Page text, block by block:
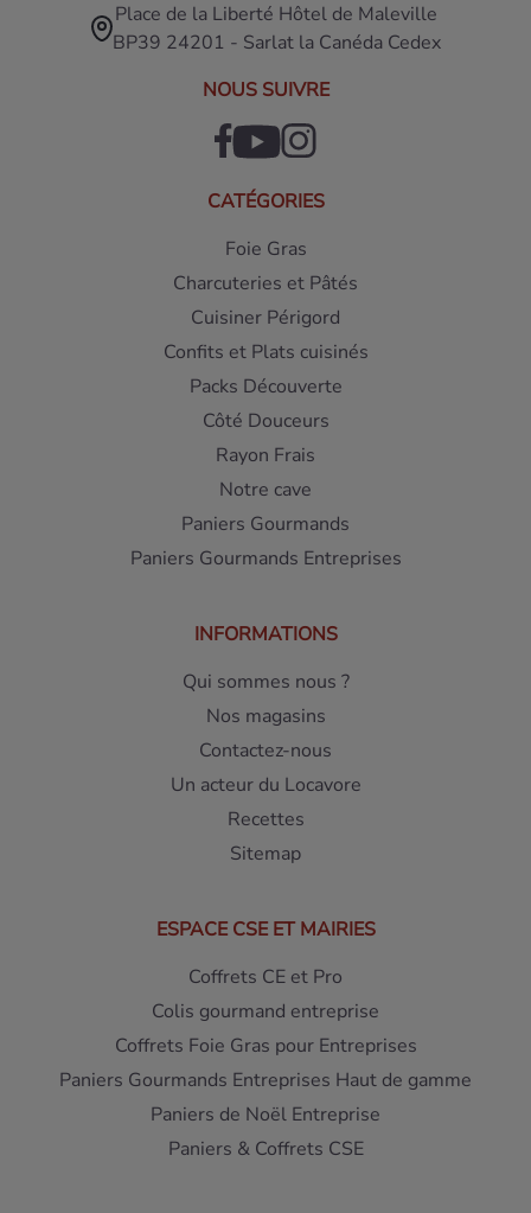
Place de la Liberté Hôtel de Maleville
BP39 24201 - Sarlat la Canéda Cedex
NOUS SUIVRE
CATÉGORIES
Foie Gras
Charcuteries et Pâtés
Cuisiner Périgord
Confits et Plats cuisinés
Packs Découverte
Côté Douceurs
Rayon Frais
Notre cave
Paniers Gourmands
Paniers Gourmands Entreprises
INFORMATIONS
Qui sommes nous ?
Nos magasins
Contactez-nous
Un acteur du Locavore
Recettes
Sitemap
ESPACE CSE ET MAIRIES
Coffrets CE et Pro
Colis gourmand entreprise
Coffrets Foie Gras pour Entreprises
Paniers Gourmands Entreprises Haut de gamme
Paniers de Noël Entreprise
Paniers & Coffrets CSE